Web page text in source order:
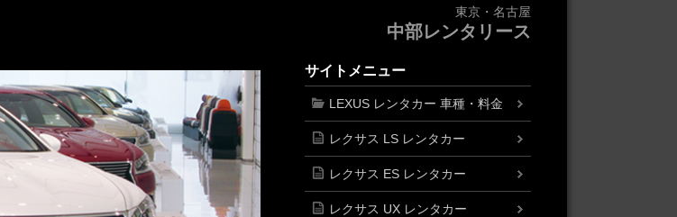
東京・名古屋
中部レンタリース
サイトメニュー
LEXUS レンタカー 車種・料金
レクサス LS レンタカー
レクサス ES レンタカー
レクサス UX レンタカー